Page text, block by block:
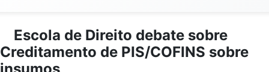
Escola de Direito debate sobre
Creditamento de PIS/COFINS sobre